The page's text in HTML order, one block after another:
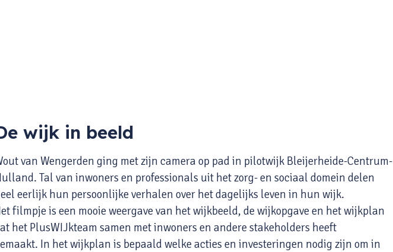
wijk in beeld
van Wengerden ging met zijn camera op pad in pilotwijk Bleijerheide-Centrum-
Tal van inwoners en professionals uit het zorg- en sociaal domein delen
eerlijk hun persoonlijke verhalen over het dagelijks leven in hun wijk.
filmpje is een mooie weergave van het wijkbeeld, de wijkopgave en het wijkplan
het PlusWIJkteam samen met inwoners en andere stakeholders heeft
In het wijkplan is bepaald welke acties en investeringen nodig zijn om in